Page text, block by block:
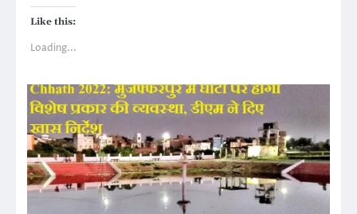
Like this:
Loading...